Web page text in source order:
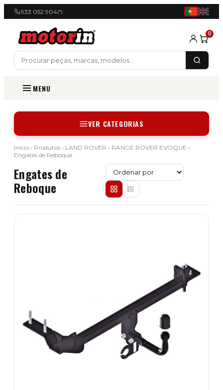
933 052 904(*)
0
MENU
VER CATEGORIAS
Início › Produtos › LAND ROVER › RANGE ROVER EVOQUE ›
Engates de Reboque
Engates de
Reboque